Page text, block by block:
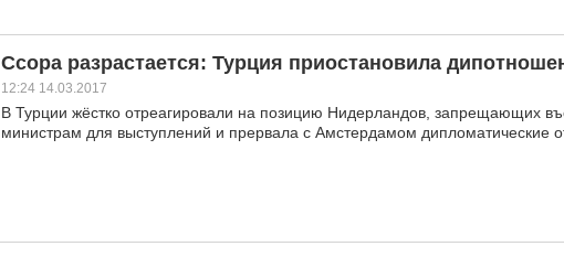
Ссора разрастается: Турция приостановила
12:24 14.03.2017
В Турции жёстко отреагировали на позицию Нидерландов, запрещающих
министрам для выступлений и прервала с Амстердамом дипломатические